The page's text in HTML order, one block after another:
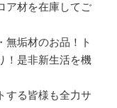
ア材を在庫してご
無垢材のお品！ト
！是非新生活を機
する皆様も全力サ